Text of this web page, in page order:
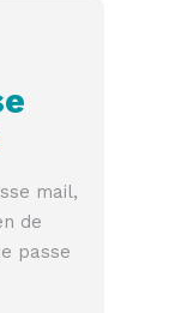
mail,
de
passe